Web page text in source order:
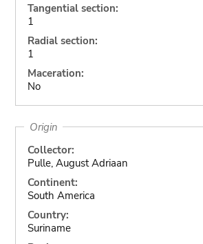
Tangential section:
1
Radial section:
1
Maceration:
No
Origin
Collector:
Pulle, August Adriaan
Continent:
South America
Country:
Suriname